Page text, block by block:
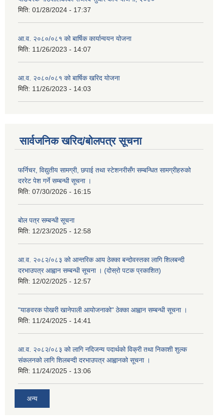
मिति: 01/28/2024 - 17:37
आ.व. २०८०/०८१ को बार्षिक कार्यान्वयन योजना
मिति: 11/26/2023 - 14:07
आ.व. २०८०/०८१ को बार्षिक खरिद योजना
मिति: 11/26/2023 - 14:03
सार्वजनिक खरिद/बोलपत्र सूचना
फर्निचर, विद्युतीय सामग्री, छपाई तथा स्टेशनरीसँग सम्बन्धित सामग्रीहरुको
दररेट पेश गर्ने सम्बन्धी सूचना ।
मिति: 07/30/2026 - 16:15
बोल पत्र सम्बन्धी सूचना
मिति: 12/23/2025 - 12:58
आ.व. २०८२/०८३ को आन्तरिक आय ठेक्का बन्दोवस्तका लागि शिलबन्दी
दरभाउपत्र आह्वान सम्बन्धी सूचना । (दोस्रो पटक प्रकाशित)
मिति: 12/02/2025 - 12:57
"याङवरक पोखरी खानेपाली आयोजनाको" ठेक्का आह्वान सम्बन्धी सूचना ।
मिति: 11/24/2025 - 14:41
आ.व. २०८२/०८३ को लागि नदिजन्य पदार्थको विक्री तथा निकाशी शुल्क
संकलनको लागि शिलबन्दी दरभाउपत्र आह्वानको सूचना ।
मिति: 11/24/2025 - 13:06
अन्य